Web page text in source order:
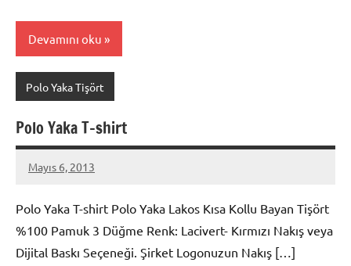
Devamını oku
Polo Yaka Tişört
Polo Yaka T-shirt
Mayıs 6, 2013
metindonmez
Polo Yaka T-shirt Polo Yaka Lakos Kısa Kollu Bayan Tişört
%100 Pamuk 3 Düğme Renk: Lacivert- Kırmızı Nakış veya
Dijital Baskı Seçeneği. Şirket Logonuzun Nakış […]